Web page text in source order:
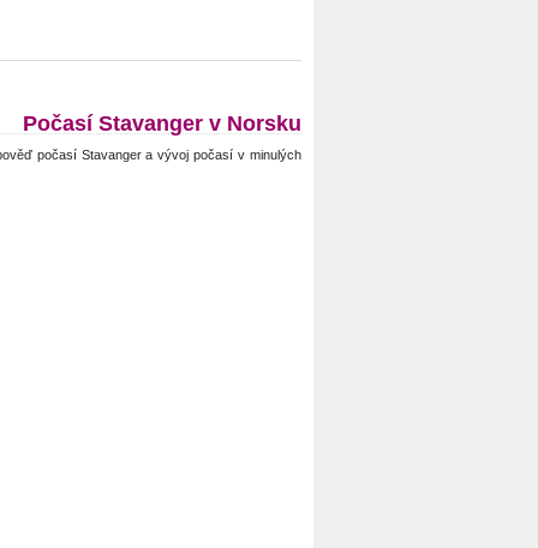
Počasí Stavanger v Norsku
počasí Stavanger a vývoj počasí v minulých